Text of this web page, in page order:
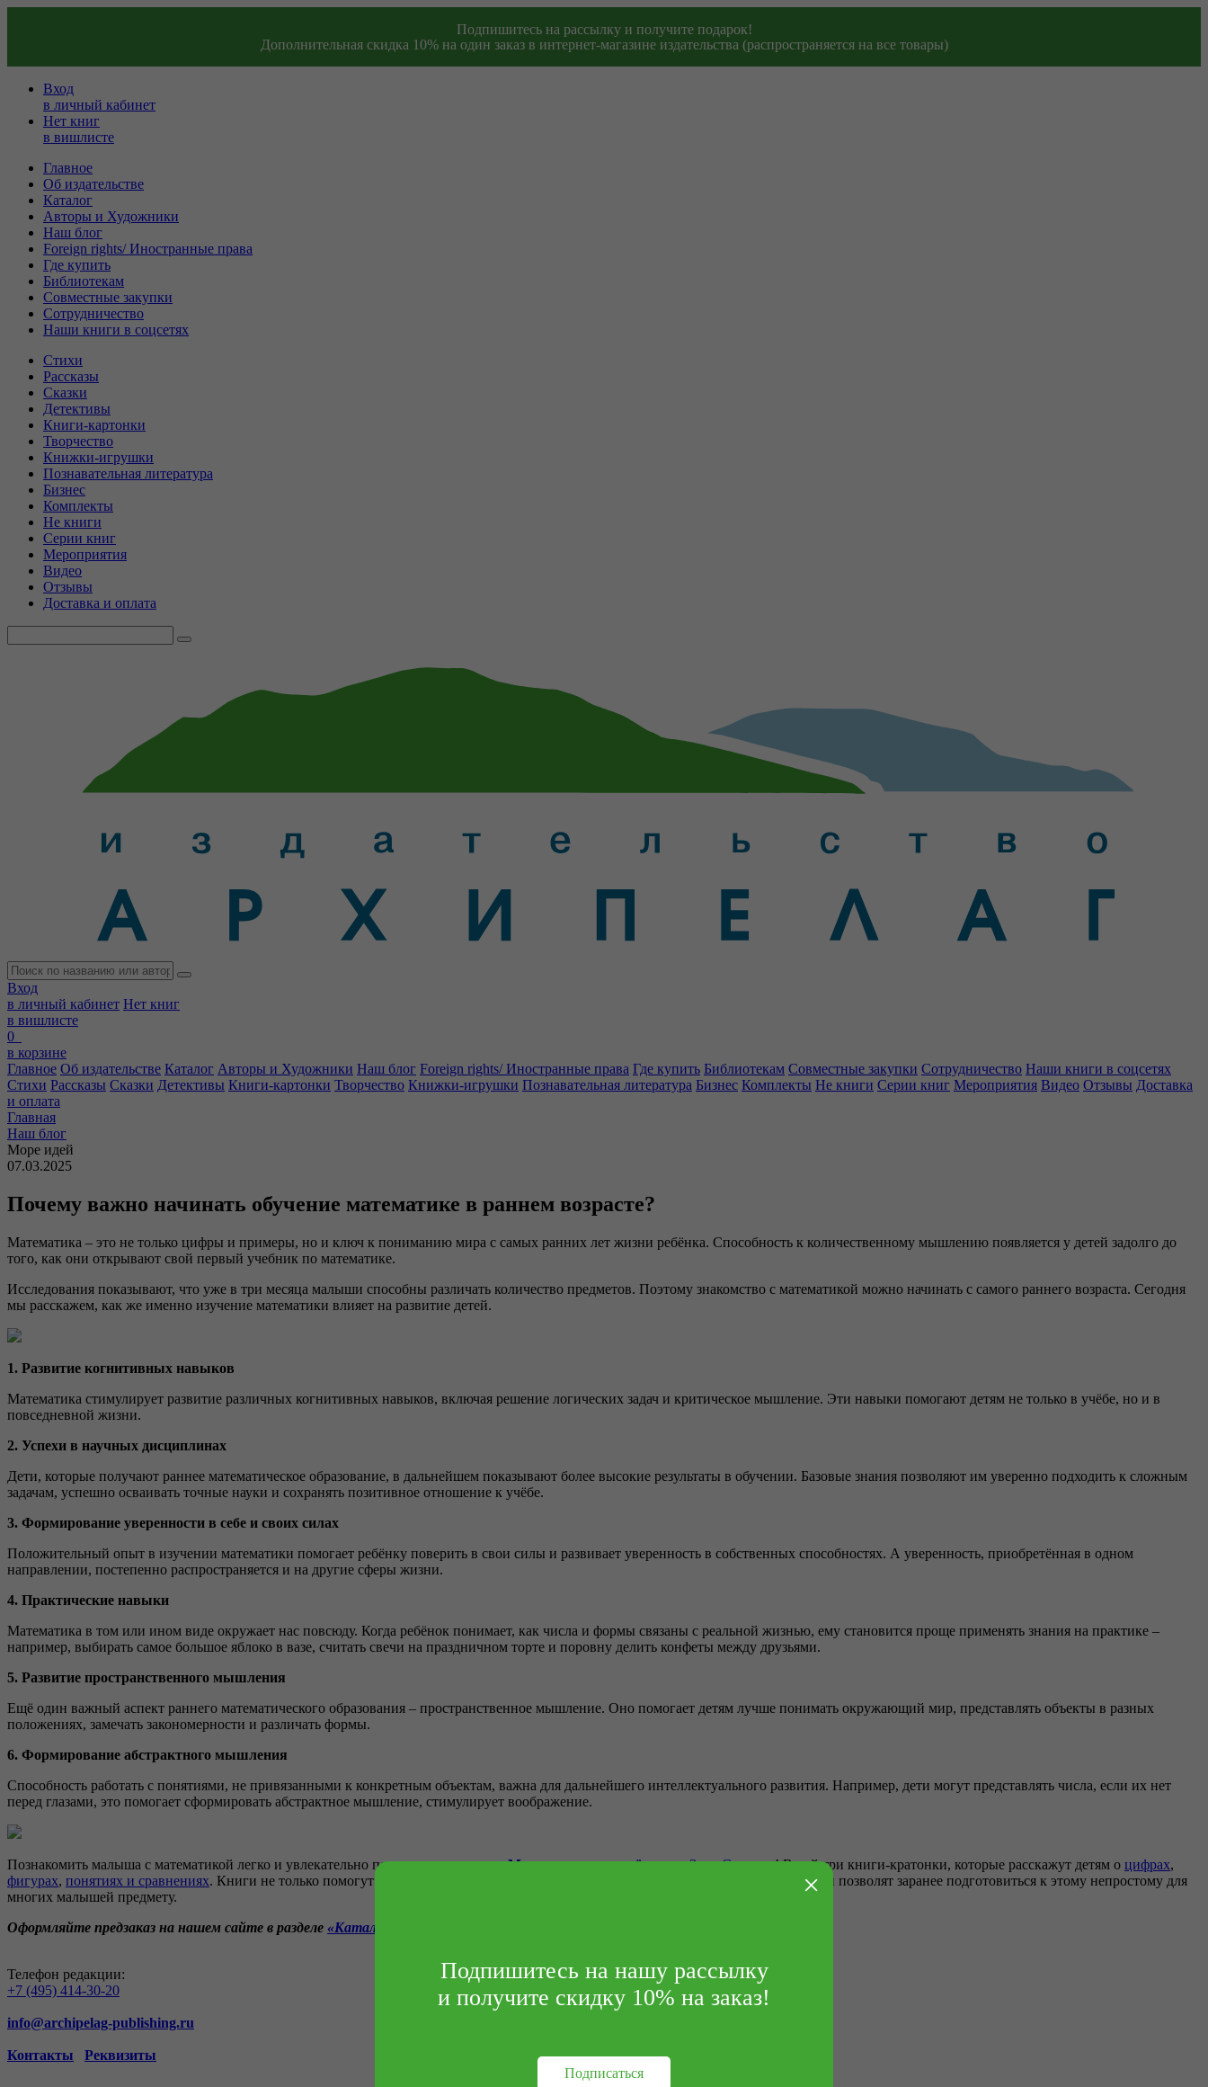
Подпишитесь на рассылку и получите подарок!
Дополнительная скидка 10% на один заказ в интернет-магазине издательства (распространяется на все товары)
Вход
в личный кабинет
Нет книг
в вишлисте
Главное
Об издательстве
Каталог
Авторы и Художники
Наш блог
Foreign rights/ Иностранные права
Где купить
Библиотекам
Совместные закупки
Сотрудничество
Наши книги в соцсетях
Стихи
Рассказы
Сказки
Детективы
Книги-картонки
Творчество
Книжки-игрушки
Познавательная литература
Бизнес
Комплекты
Не книги
Серии книг
Мероприятия
Видео
Отзывы
Доставка и оплата
Вход
в личный кабинет Нет книг
в вишлисте
0
в корзине
Главное Об издательстве Каталог Авторы и Художники Наш блог Foreign rights/ Иностранные права Где купить Библиотекам Совместные закупки Сотрудничество Наши книги в соцсетях
Стихи Рассказы Сказки Детективы Книги-картонки Творчество Книжки-игрушки Познавательная литература Бизнес Комплекты Не книги Серии книг Мероприятия Видео Отзывы Доставка
и оплата
Главная
Наш блог
Море идей
07.03.2025
Почему важно начинать обучение математике в раннем возрасте?
Математика – это не только цифры и примеры, но и ключ к пониманию мира с самых ранних лет жизни ребёнка. Способность к количественному мышлению появляется у детей задолго до
того, как они открывают свой первый учебник по математике.
Исследования показывают, что уже в три месяца малыши способны различать количество предметов. Поэтому знакомство с математикой можно начинать с самого раннего возраста. Сегодня
мы расскажем, как же именно изучение математики влияет на развитие детей.
1. Развитие когнитивных навыков
Математика стимулирует развитие различных когнитивных навыков, включая решение логических задач и критическое мышление. Эти навыки помогают детям не только в учёбе, но и в
повседневной жизни.
2. Успехи в научных дисциплинах
Дети, которые получают раннее математическое образование, в дальнейшем показывают более высокие результаты в обучении. Базовые знания позволяют им уверенно подходить к сложным
задачам, успешно осваивать точные науки и сохранять позитивное отношение к учёбе.
3. Формирование уверенности в себе и своих силах
Положительный опыт в изучении математики помогает ребёнку поверить в свои силы и развивает уверенность в собственных способностях. А уверенность, приобретённая в одном
направлении, постепенно распространяется и на другие сферы жизни.
4. Практические навыки
Математика в том или ином виде окружает нас повсюду. Когда ребёнок понимает, как числа и формы связаны с реальной жизнью, ему становится проще применять знания на практике –
например, выбирать самое большое яблоко в вазе, считать свечи на праздничном торте и поровну делить конфеты между друзьями.
5. Развитие пространственного мышления
Ещё один важный аспект раннего математического образования – пространственное мышление. Оно помогает детям лучше понимать окружающий мир, представлять объекты в разных
положениях, замечать закономерности и различать формы.
6. Формирование абстрактного мышления
Способность работать с понятиями, не привязанными к конкретным объектам, важна для дальнейшего интеллектуального развития. Например, дети могут представлять числа, если их нет
перед глазами, это помогает сформировать абстрактное мышление, стимулирует воображение.
Познакомить малыша с математикой легко и увлекательно поможет серия книг«Математика на колёсиках» Зули Стадник! В ней три книги-кратонки, которые расскажут детям о цифрах,
фигурах, понятиях и сравнениях. Книги не только помогут получить общее представление о базовых математических терминах, но и позволят заранее подготовиться к этому непростому для
многих малышей предмету.
Оформляйте предзаказ на нашем сайте в разделе «Каталог»
Телефон редакции:
+7 (495) 414-30-20
info@archipelag-publishing.ru
Контакты Реквизиты
×
Подпишитесь на нашу рассылку
и получите скидку 10% на заказ!
Подписаться